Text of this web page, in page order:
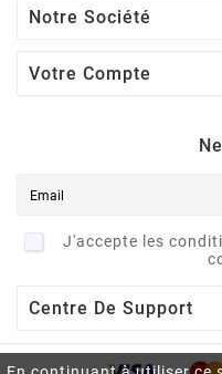
Notre Société
Votre Compte
J'accepte les
Centre De Support